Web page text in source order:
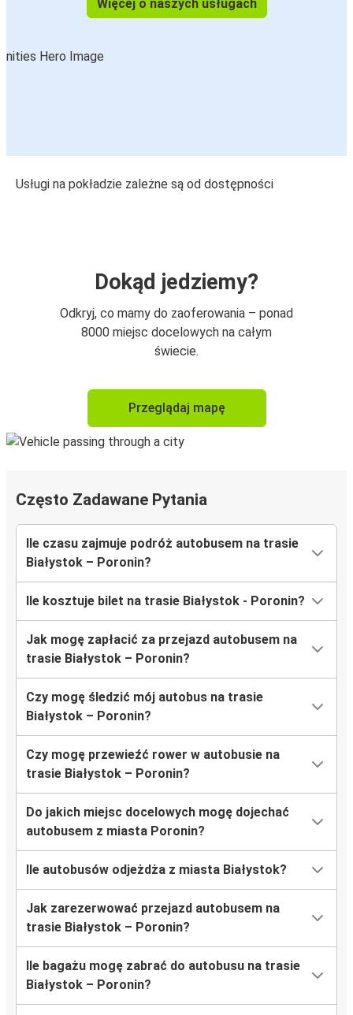
Więcej o naszych usługach
Usługi na pokładzie zależne są od dostępności
Dokąd jedziemy?
Odkryj, co mamy do zaoferowania – ponad
8000 miejsc docelowych na całym
świecie.
Przeglądaj mapę
Często Zadawane Pytania
Ile czasu zajmuje podróż autobusem na trasie
Białystok – Poronin?
Ile kosztuje bilet na trasie Białystok - Poronin?
Jak mogę zapłacić za przejazd autobusem na
trasie Białystok – Poronin?
Czy mogę śledzić mój autobus na trasie
Białystok – Poronin?
Czy mogę przewieźć rower w autobusie na
trasie Białystok – Poronin?
Do jakich miejsc docelowych mogę dojechać
autobusem z miasta Poronin?
Ile autobusów odjeżdża z miasta Białystok?
Jak zarezerwować przejazd autobusem na
trasie Białystok – Poronin?
Ile bagażu mogę zabrać do autobusu na trasie
Białystok – Poronin?